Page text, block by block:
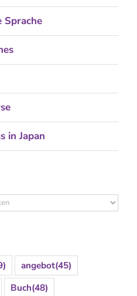
Sprache
in Japan
angebot(45)
Buch(48)